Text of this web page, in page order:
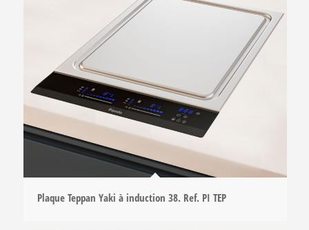
Plaque Teppan Yaki à induction 38. Ref. PI TEP